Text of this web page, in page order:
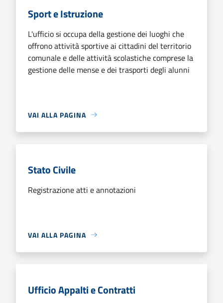
Sport e Istruzione
L'ufficio si occupa della gestione dei luoghi che
offrono attività sportive ai cittadini del territorio
comunale e delle attività scolastiche comprese la
gestione delle mense e dei trasporti degli alunni
VAI ALLA PAGINA
Stato Civile
Registrazione atti e annotazioni
VAI ALLA PAGINA
Ufficio Appalti e Contratti